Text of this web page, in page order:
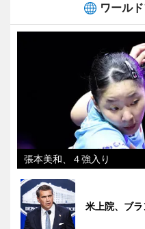
ワール
張本美和、４強入り
米上院、ブ